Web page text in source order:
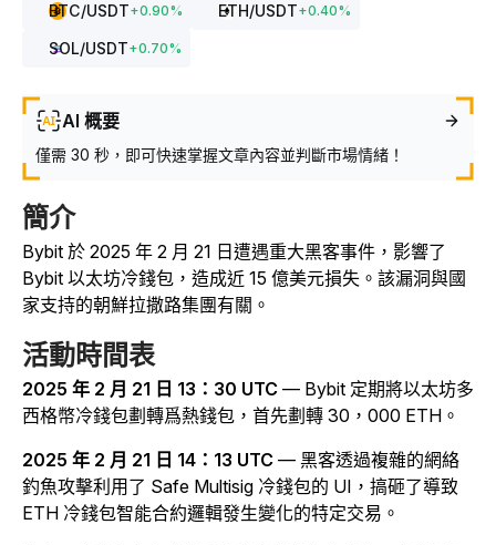
BTC/USDT+0.90% ETH/USDT+0.40%
SOL/USDT+0.70%
AI 概要
僅需 30 秒，即可快速掌握文章內容並判斷市場情緒！
簡介
Bybit 於 2025 年 2 月 21 日遭遇重大黑客事件，影響了
Bybit 以太坊冷錢包，造成近 15 億美元損失。該漏洞與國
家支持的朝鮮拉撒路集團有關。
活動時間表
2025 年 2 月 21 日 13：30 UTC — Bybit 定期將以太坊多
西格幣冷錢包劃轉爲熱錢包，首先劃轉 30，000 ETH。
2025 年 2 月 21 日 14：13 UTC — 黑客透過複雜的網絡
釣魚攻擊利用了 Safe Multisig 冷錢包的 UI，搞砸了導致
ETH 冷錢包智能合約邏輯發生變化的特定交易 。